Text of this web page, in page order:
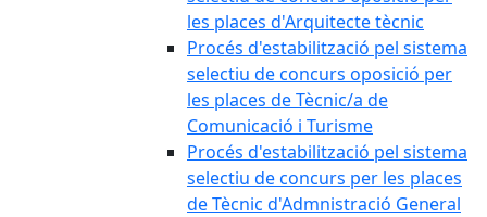
les places d'Arquitecte tècnic
Procés d'estabilització pel sistema
selectiu de concurs oposició per
les places de Tècnic/a de
Comunicació i Turisme
Procés d'estabilització pel sistema
selectiu de concurs per les places
de Tècnic d'Admnistració General